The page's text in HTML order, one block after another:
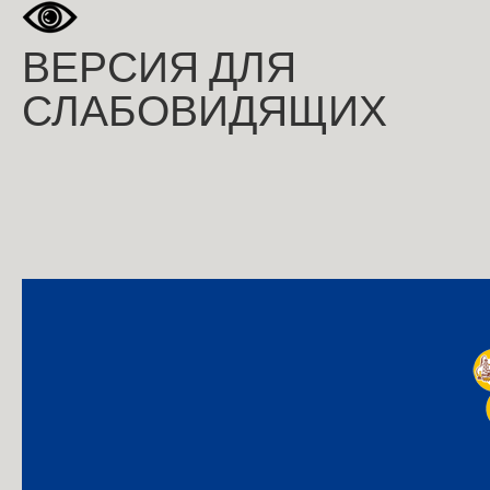
ВЕРСИЯ ДЛЯ
СЛАБОВИДЯЩИХ